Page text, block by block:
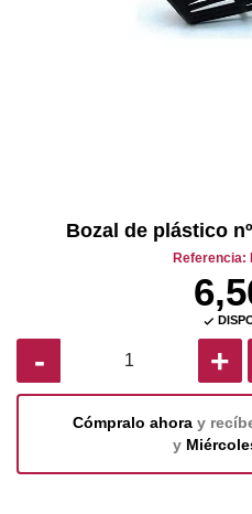
Bozal de plástico
Referencia:

- +
Cómpralo ahora y
y